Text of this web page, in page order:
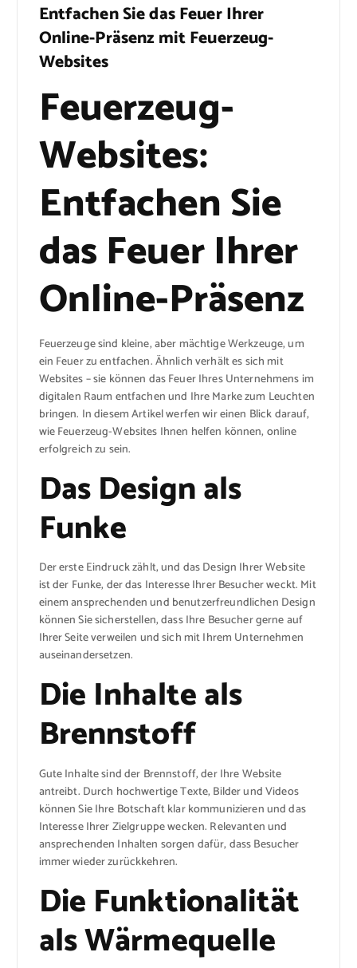
Entfachen Sie das Feuer Ihrer
Online-Präsenz mit Feuerzeug-
Websites
Feuerzeug-
Websites:
Entfachen Sie
das Feuer Ihrer
Online-Präsenz
Feuerzeuge sind kleine, aber mächtige Werkzeuge, um
ein Feuer zu entfachen. Ähnlich verhält es sich mit
Websites – sie können das Feuer Ihres Unternehmens im
digitalen Raum entfachen und Ihre Marke zum Leuchten
bringen. In diesem Artikel werfen wir einen Blick darauf,
wie Feuerzeug-Websites Ihnen helfen können, online
erfolgreich zu sein.
Das Design als
Funke
Der erste Eindruck zählt, und das Design Ihrer Website
ist der Funke, der das Interesse Ihrer Besucher weckt. Mit
einem ansprechenden und benutzerfreundlichen Design
können Sie sicherstellen, dass Ihre Besucher gerne auf
Ihrer Seite verweilen und sich mit Ihrem Unternehmen
auseinandersetzen.
Die Inhalte als
Brennstoff
Gute Inhalte sind der Brennstoff, der Ihre Website
antreibt. Durch hochwertige Texte, Bilder und Videos
können Sie Ihre Botschaft klar kommunizieren und das
Interesse Ihrer Zielgruppe wecken. Relevanten und
ansprechenden Inhalten sorgen dafür, dass Besucher
immer wieder zurückkehren.
Die Funktionalität
als Wärmequelle